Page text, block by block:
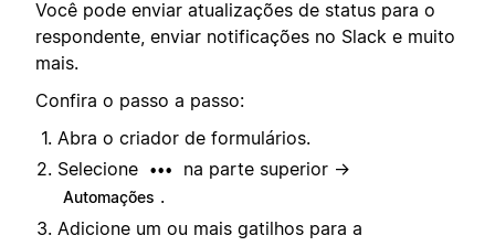
Você pode enviar atualizações de status para o
respondente, enviar notificações no Slack e muito
mais.
Confira o passo a passo:
Abra o criador de formulários.
Selecione
••• na parte superior →
Automações .
Adicione um ou mais gatilhos para a